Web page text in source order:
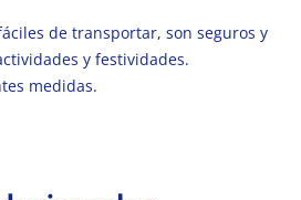
de transportar, son seguros y
y festividades.
medidas.